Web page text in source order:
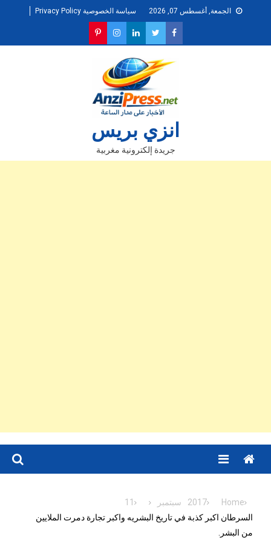
الجمعة, أغسطس 07, 2026 سياسة الخصوصية Privacy Policy
انزي بريس
جريدة إلكترونية مغربية
Menu
Home
2017 سبتمبر
11
السرطان اكبر كذبة في تاريخ البشريه واكبر تجارة دمرت الملايين
من البشر.